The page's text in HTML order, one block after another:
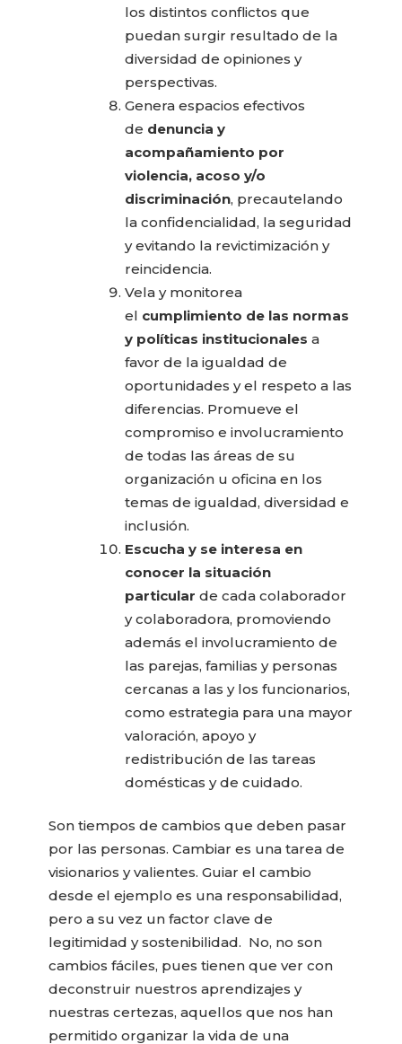
los distintos conflictos que
puedan surgir resultado de la
diversidad de opiniones y
perspectivas.
Genera espacios efectivos
de denuncia y
acompañamiento por
violencia, acoso y/o
discriminación, precautelando
la confidencialidad, la seguridad
y evitando la revictimización y
reincidencia.
Vela y monitorea
el cumplimiento de las normas
y políticas institucionales a
favor de la igualdad de
oportunidades y el respeto a las
diferencias. Promueve el
compromiso e involucramiento
de todas las áreas de su
organización u oficina en los
temas de igualdad, diversidad e
inclusión.
Escucha y se interesa en
conocer la situación
particular de cada colaborador
y colaboradora, promoviendo
además el involucramiento de
las parejas, familias y personas
cercanas a las y los funcionarios,
como estrategia para una mayor
valoración, apoyo y
redistribución de las tareas
domésticas y de cuidado.
Son tiempos de cambios que deben pasar
por las personas. Cambiar es una tarea de
visionarios y valientes. Guiar el cambio
desde el ejemplo es una responsabilidad,
pero a su vez un factor clave de
legitimidad y sostenibilidad. No, no son
cambios fáciles, pues tienen que ver con
deconstruir nuestros aprendizajes y
nuestras certezas, aquellos que nos han
permitido organizar la vida de una